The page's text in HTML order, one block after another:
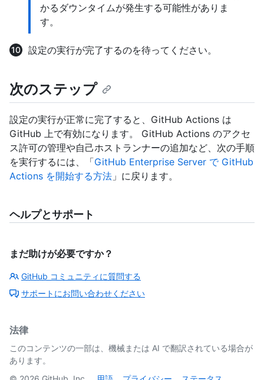
かるダウンタイムが発生する可能性がありま
す。
設定の実行が完了するのを待ってください。
次のステップ
設定の実行が正常に完了すると、GitHub Actions は
GitHub 上で有効になります。 GitHub Actions のアクセ
ス許可の管理や自己ホストランナーの追加など、次の手順
を実行するには、「GitHub Enterprise Server で GitHub
Actions を開始する方法 」に戻ります。
ヘルプとサポート
まだ助けが必要ですか？
GitHub コミュニティに質問する
サポートにお問い合わせください
法律
このコンテンツの一部は、機械または AI で翻訳されている場合が
あります。